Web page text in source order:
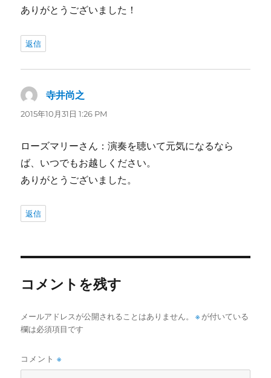
ありがとうございました！
返信
寺井尚之
り:
2015年10月31日 1:26 PM
ローズマリーさん：演奏を聴いて元気になるなら
ば、いつでもお越しください。
ありがとうございました。
返信
コメントを残す
メールアドレスが公開されることはありません。 ※ が付いている
欄は必須項目です
コメント※